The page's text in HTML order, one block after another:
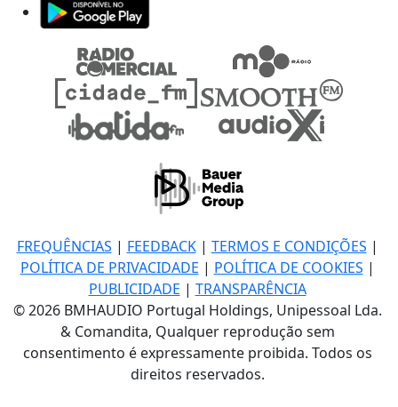
FREQUÊNCIAS | FEEDBACK| TERMOS E CONDIÇÕES |
POLÍTICA DE PRIVACIDADE | POLÍTICA DE COOKIES |
PUBLICIDADE | TRANSPARÊNCIA
© 2026 BMHAUDIO Portugal Holdings, Unipessoal Lda.
& Comandita, Qualquer reprodução sem
consentimento é expressamente proibida. Todos os
direitos reservados.